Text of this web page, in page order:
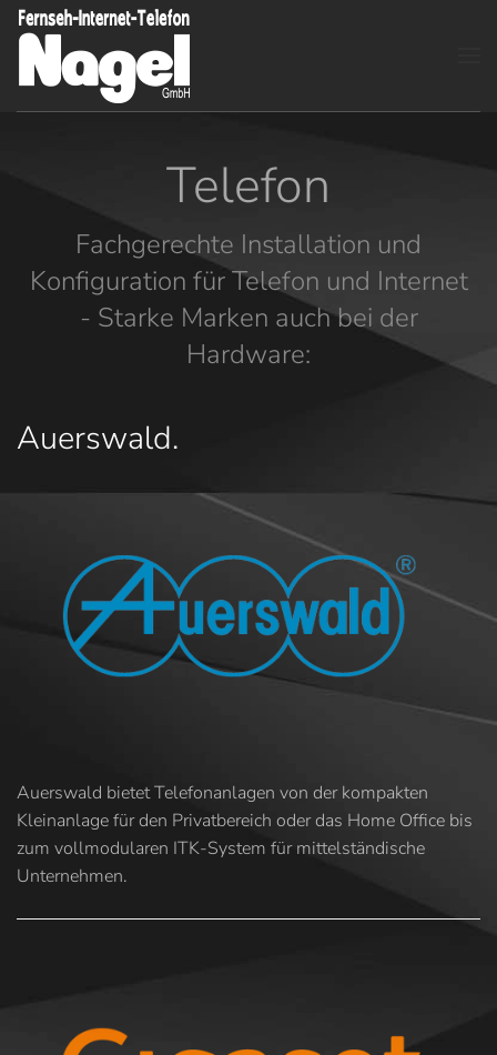
Zum Hauptinhalt springen
Telefon
Fachgerechte Installation und
Konfiguration für Telefon und Internet
- Starke Marken auch bei der
Hardware:
Auerswald.
Auerswald bietet Telefonanlagen von der kompakten
Kleinanlage für den Privatbereich oder das Home Office bis
zum vollmodularen ITK-System für mittelständische
Unternehmen.